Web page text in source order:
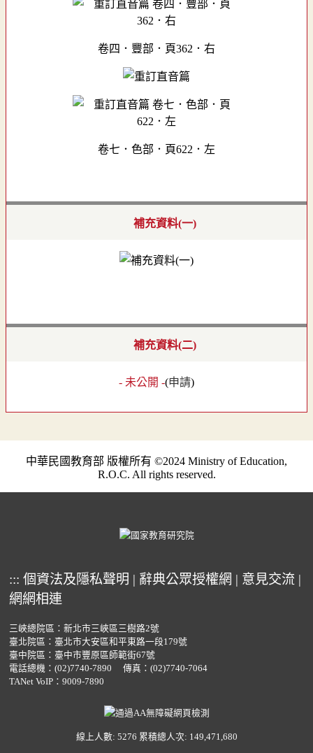
卷四．豐部．頁362．右
卷七．色部．頁622．左
補充資料(一)
補充資料(二)
- 未公開 -(申請)
中華民國教育部 版權所有 ©2024 Ministry of Education,
R.O.C. All rights reserved.
::: 個資法及隱私聲明 | 辭典公眾授權網 | 意見交流 |
網網相連
三峽總院區：新北市三峽區三樹路2號
臺北院區：臺北市大安區和平東路一段179號
臺中院區：臺中市豐原區師範街67號
電話總機： (02)7740-7890
傳真：(02)7740-7064
TANet VoIP：9009-7890
線上人數: 5276 累積總人次: 149,471,680